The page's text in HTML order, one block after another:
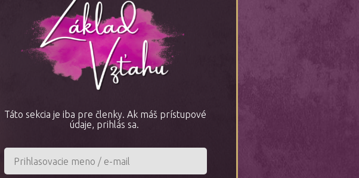
Táto sekcia je iba pre členky. Ak máš prístupové
údaje, prihlás sa.